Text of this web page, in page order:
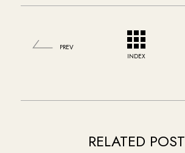
PREV
INDEX
RELATED POST